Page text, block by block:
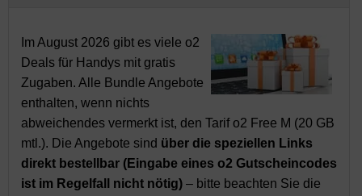
Im August 2026 gibt es viele o2
Deals für Handys mit gratis
Zugaben. Alle Bundle Angebote
enthalten, wenn nichts
abweichendes vermerkt ist, den Tarif o2 Free M (20 GB
mtl.). Die Angebote sind über die speziellen Links
direkt bestellbar (Eingabe eines o2 Gutscheincodes
ist im Regelfall nicht nötig) – bitte beachten Sie die